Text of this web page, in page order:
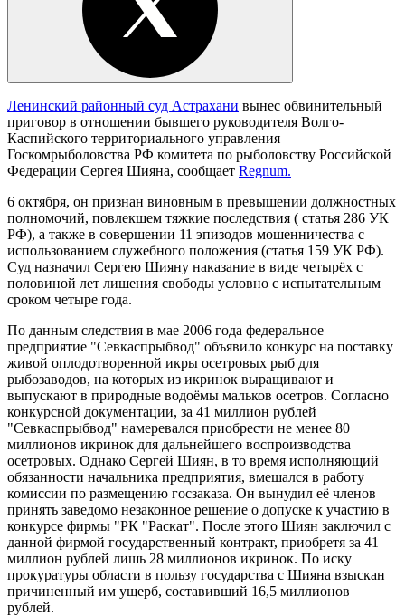
Ленинский районный суд Астрахани вынес обвинительный
приговор в отношении бывшего руководителя Волго-
Каспийского территориального управления
Госкомрыболовства РФ комитета по рыболовству Российской
Федерации Сергея Шияна, сообщает Regnum.
6 октября, он признан виновным в превышении должностных
полномочий, повлекшем тяжкие последствия ( статья 286 УК
РФ), а также в совершении 11 эпизодов мошенничества с
использованием служебного положения (статья 159 УК РФ).
Суд назначил Сергею Шияну наказание в виде четырёх с
половиной лет лишения свободы условно с испытательным
сроком четыре года.
По данным следствия в мае 2006 года федеральное
предприятие "Севкаспрыбвод" объявило конкурс на поставку
живой оплодотворенной икры осетровых рыб для
рыбозаводов, на которых из икринок выращивают и
выпускают в природные водоёмы мальков осетров. Согласно
конкурсной документации, за 41 миллион рублей
"Севкаспрыбвод" намеревался приобрести не менее 80
миллионов икринок для дальнейшего воспроизводства
осетровых. Однако Сергей Шиян, в то время исполняющий
обязанности начальника предприятия, вмешался в работу
комиссии по размещению госзаказа. Он вынудил её членов
принять заведомо незаконное решение о допуске к участию в
конкурсе фирмы "РК "Раскат". После этого Шиян заключил с
данной фирмой государственный контракт, приобретя за 41
миллион рублей лишь 28 миллионов икринок. По иску
прокуратуры области в пользу государства с Шияна взыскан
причиненный им ущерб, составивший 16,5 миллионов
рублей.